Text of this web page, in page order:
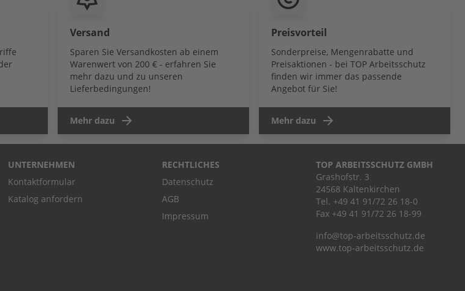
Versand
Sparen Sie Versandkosten ab einem
Warenwert von 200 € - erfahren Sie
mehr dazu und zu unseren
Lieferbedingungen!
Mehr dazu
Preisvorteil
Sonderpreise, Mengenrabatte und
Preisaktionen - bei TOP Arbeitsschutz
finden wir immer das passende
Angebot für Sie!
Mehr dazu
UNTERNEHMEN
Kontaktformular
Katalog anfordern
RECHTLICHES
Datenschutz
AGB
Impressum
TOP ARBEITSSCHUTZ GMBH
Grashofstr. 3
24568 Kaltenkirchen
Tel. +49 41 91/72 26 18-0
Fax +49 41 91/72 26 18-99
info@top-arbeitsschutz.de
www.top-arbeitsschutz.de